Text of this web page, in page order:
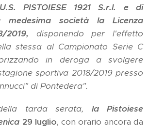
PISTOIESE 1921 S.r.l. e di
medesima società
la Licenza
2019, disponendo per l'effetto
stessa al Campionato Serie C
in deroga a svolgere
sportiva 2018/2019 presso
di Pontedera".
tarda serata, la Pistoiese
29 luglio, con orario ancora da